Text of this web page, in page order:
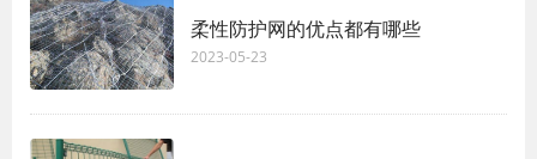
柔性防护网的优点都有哪些
2023-05-23